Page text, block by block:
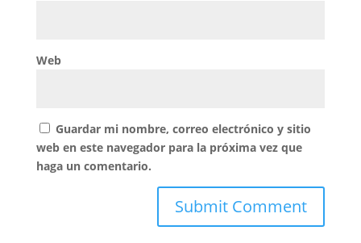
Web
Guardar mi nombre, correo electrónico y sitio
web en este navegador para la próxima vez que
haga un comentario.